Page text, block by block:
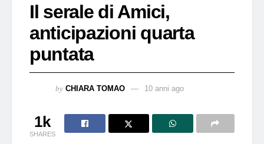
Il serale di Amici,
anticipazioni quarta
puntata
by CHIARA TOMAO 10 anni ago
1k
SHARES